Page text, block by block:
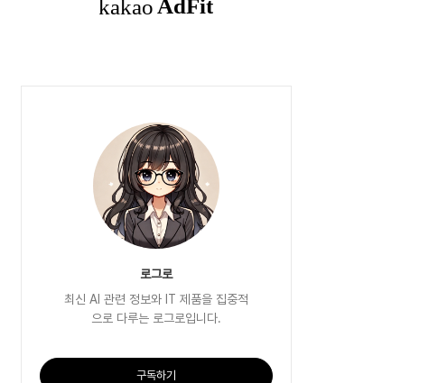
로그로
최신 AI 관련 정보와 IT 제품을 집중적
으로 다루는 로그로입니다.
구독하기